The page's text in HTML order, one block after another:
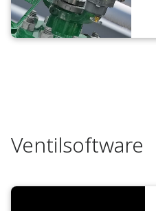
Ventilsoftware